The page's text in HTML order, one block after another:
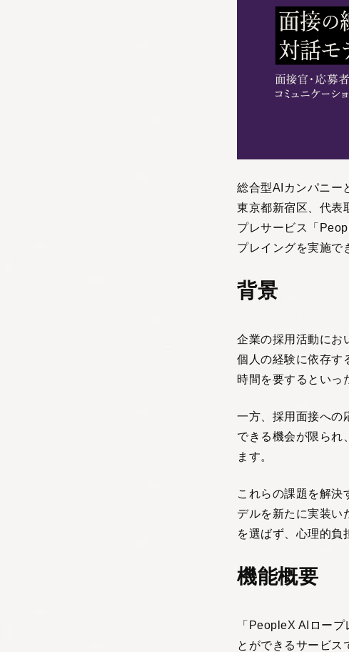
総合型AIカンパニー
東京都新宿区、代表
プレサービス「
プレイングを実施で
背景
企業の採用活動にお
個人の経験に依存す
時間を要するといっ
一方、採用面接への
できる機会が限られ
ます。
これらの課題を解決
デルを新たに実装い
を選ばず、心理的負
機能概要
「PeopleX AIロー
とができるサービス